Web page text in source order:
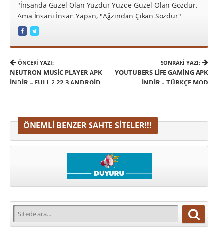
"İnsanda Güzel Olan Yüzdür Yüzde Güzel Olan Gözdür.
Ama İnsanı İnsan Yapan, "Ağzından Çıkan Sözdür"
ÖNCEKI YAZI:
NEUTRON MUSIC PLAYER APK
INDIR – FULL 2.22.3 ANDROID
SONRAKI YAZI:
YOUTUBERS LIFE GAMING APK
İNDIR – TÜRKÇE MOD
ÖNEMLI BENZER SAHTE SITELER!!!